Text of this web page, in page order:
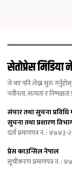
सेतोप्रेस मिडिया
जे भए पनि लेख्न सुरु
नवीनता, सत्यता र निष्पक्षता
संचार तथा सुचना प्रविधि
सुचना तथा प्रशारण
दर्ता प्रमाणपत्र न. :
प्रेस काउन्सिल नेपाल
सूचीकरण प्रमाणपत्र नं. :